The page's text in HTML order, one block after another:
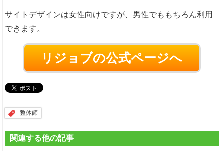
サイトデザインは女性向けですが、男性でももちろん利用
できます。
リジョブの公式ページへ
整体師
関連する他の記事